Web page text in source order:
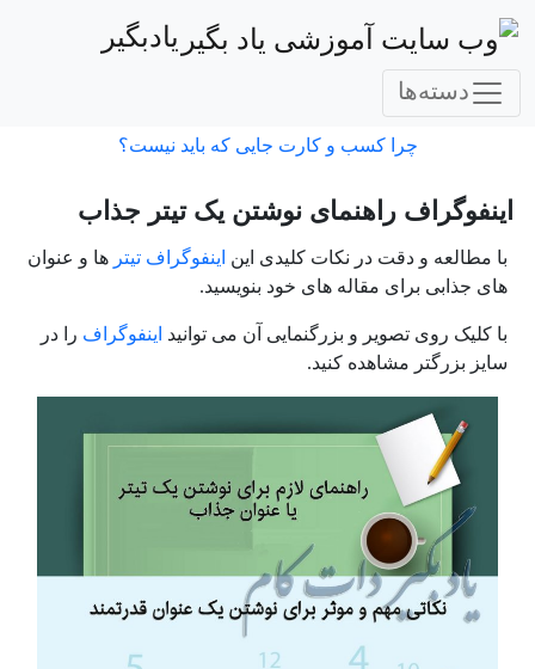
یادبگیر
دسته‌ها
چرا کسب و کارت جایی که باید نیست؟
اینفوگراف راهنمای نوشتن یک تیتر جذاب
با مطالعه و دقت در نکات کلیدی این اینفوگراف تیتر ها و عنوان
های جذابی برای مقاله های خود بنویسید.
با کلیک روی تصویر و بزرگنمایی آن می توانید اینفوگراف را در
سایز بزرگتر مشاهده کنید.